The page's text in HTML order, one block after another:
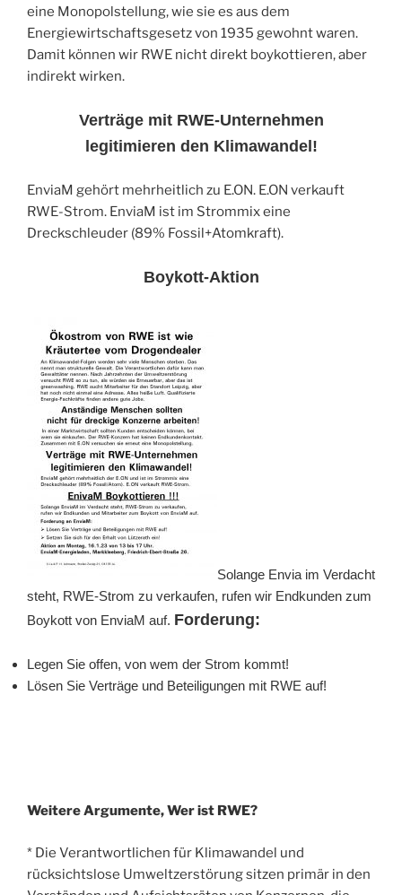
eine Monopolstellung, wie sie es aus dem
Energiewirtschaftsgesetz von 1935 gewohnt waren.
Damit können wir RWE nicht direkt boykottieren, aber
indirekt wirken.
Verträge mit RWE-Unternehmen
legitimieren den Klimawandel!
EnviaM gehört mehrheitlich zu E.ON. E.ON verkauft
RWE-Strom. EnviaM ist im Strommix eine
Dreckschleuder (89% Fossil+Atomkraft).
Boykott-Aktion
Solange Envia im Verdacht
steht, RWE-Strom zu verkaufen, rufen wir Endkunden zum
Boykott von EnviaM auf. Forderung:
Legen Sie offen, von wem der Strom kommt!
Lösen Sie Verträge und Beteiligungen mit RWE auf!
Weitere Argumente, Wer ist RWE?
* Die Verantwortlichen für Klimawandel und
rücksichtslose Umweltzerstörung sitzen primär in den